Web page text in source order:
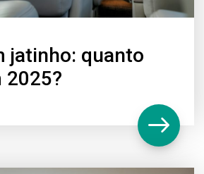
jatinho: quanto
2025?